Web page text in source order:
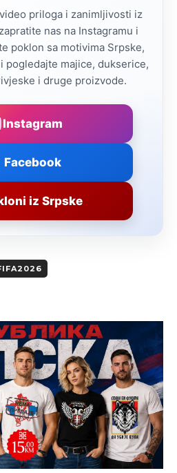
priloga i zanimljivosti iz
nas na Instagramu i
poklon sa motivima Srpske,
pogledajte majice, dukserice,
i druge proizvode.
Instagram
Facebook
iz Srpske